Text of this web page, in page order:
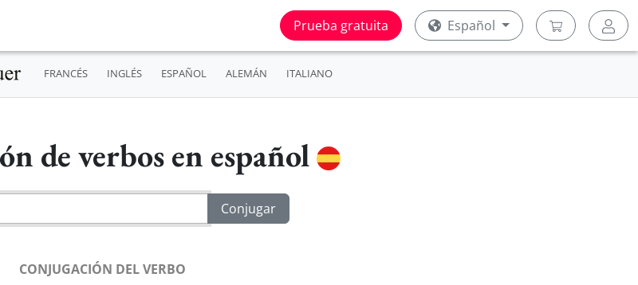
Prueba gratuita Español
FRANCÉS INGLÉS ESPAÑOL ALEMÁN ITALIANO
de verbos en español
CONJUGACIÓN DEL VERBO